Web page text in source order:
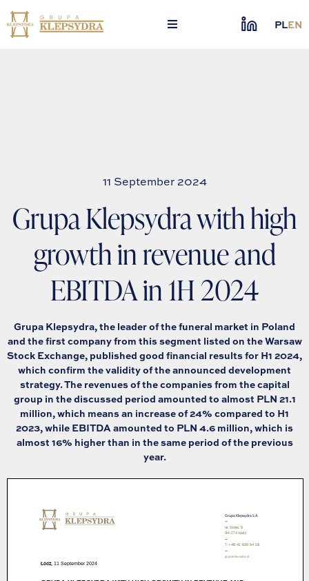
Skip
to
content
PLEN
11 September 2024
Grupa Klepsydra with high
growth in revenue and
EBITDA in 1H 2024
Grupa Klepsydra, the leader of the funeral market in Poland
and the first company from this segment listed on the Warsaw
Stock Exchange, published good financial results for H1 2024,
which confirm the validity of the announced development
strategy. The revenues of the companies from the capital
group in the discussed period amounted to almost PLN 21.1
million, which means an increase of 24% compared to H1
2023, while EBITDA amounted to PLN 4.6 million, which is
almost 16% higher than in the same period of the previous
year.